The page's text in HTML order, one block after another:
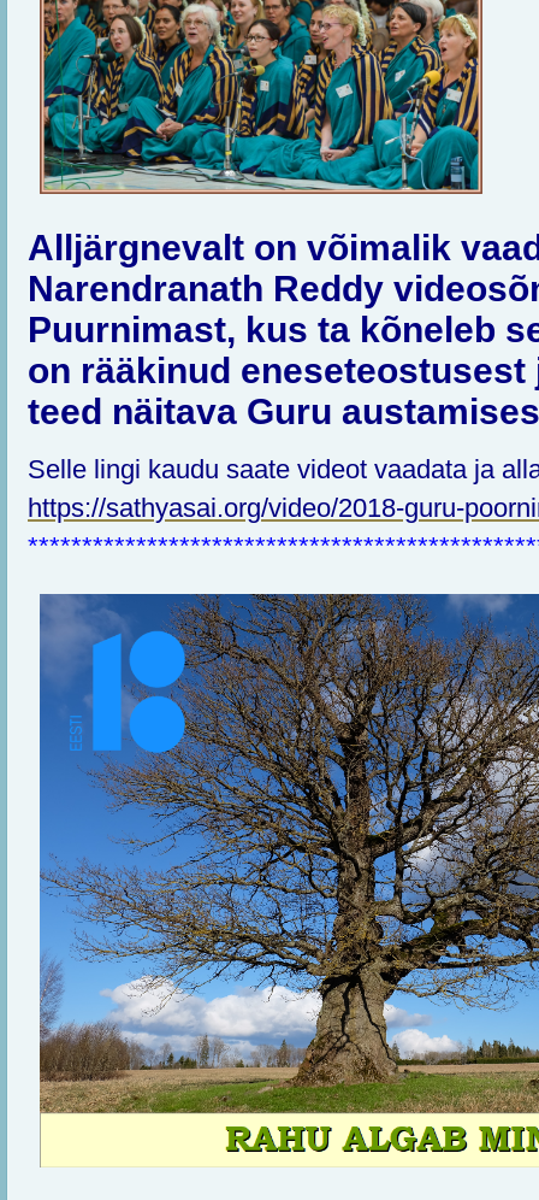
Alljärgnevalt on võimalik
Narendranath Reddy
Puurnimast, kus ta kõneleb
on rääkinud eneseteostusest
teed näitava Guru
Selle lingi kaudu saate videot vaadata ja
https://sathyasai.org/video/2018-guru-